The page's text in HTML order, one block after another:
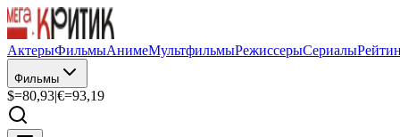
АктерыФильмыАнимеМультфильмыРежиссерыСериалы
Фильмы
$=80,93|€=93,19